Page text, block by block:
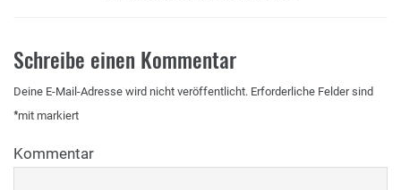
Schreibe einen Kommentar
Deine E-Mail-Adresse wird nicht veröffentlicht. Erforderliche Felder sind
mit
* markiert
Kommentar